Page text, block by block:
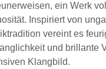
ein Werk
Inspiriert von
vereint es
und brillante
Klangbild.